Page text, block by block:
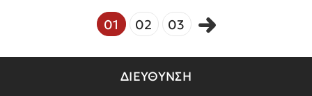
01 02 03
ΔΙΕΥΘΥΝΣΗ